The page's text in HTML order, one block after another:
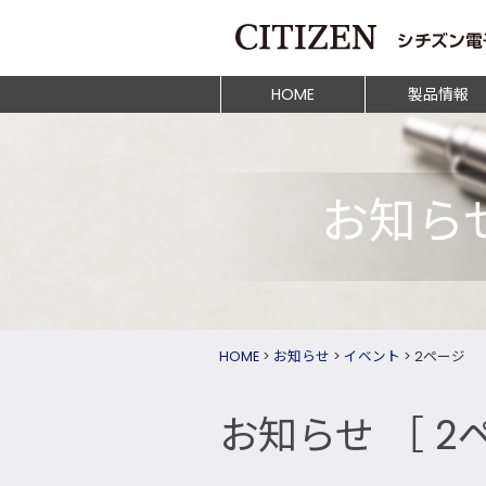
HOME 製品情報
お知ら
HOME > お知らせ > イベント > 2ページ
お知らせ ［